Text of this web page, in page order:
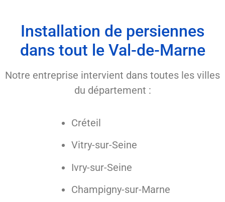
Installation de persiennes
dans tout le Val-de-Marne
Notre entreprise intervient dans toutes les villes
du département :
Créteil
Vitry-sur-Seine
Ivry-sur-Seine
Champigny-sur-Marne